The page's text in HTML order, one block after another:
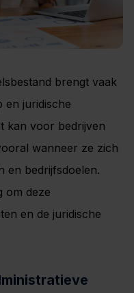
brengt vaak
en juridische
kan voor bedrijven
wanneer ze zich
en bedrijfsdoelen.
om deze
en de juridische